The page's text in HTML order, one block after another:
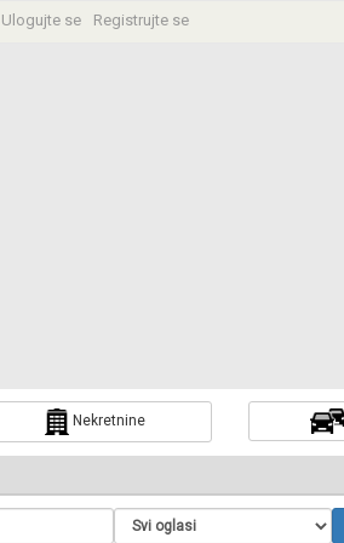
Ulogujte se Registrujte se
Nekretnine